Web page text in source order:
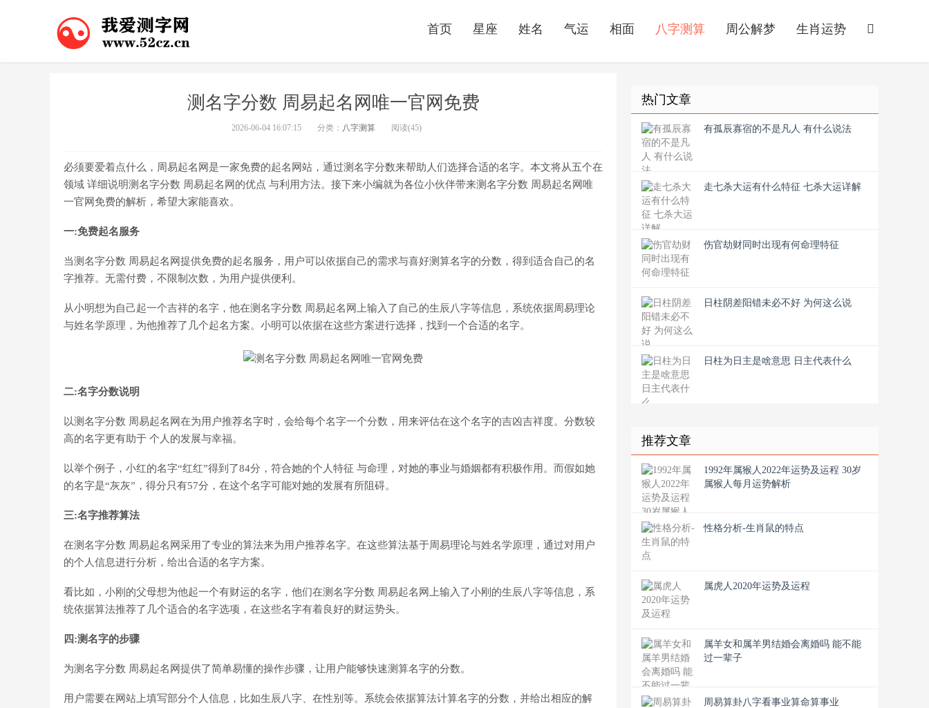
首页 星座 姓名 气运 相面 八字测算 周公解梦 生肖运势
测名字分数 周易起名网唯一官网免费
2026-06-04 16:07:15 分类： 八字测算 阅读(45)
必须要爱着点什么，周易起名网是一家免费的起名网站，通过测名字分数来帮助人们选择合适的名字。本文将从五个在
领域 详细说明测名字分数 周易起名网的优点 与利用方法。接下来小编就为各位小伙伴带来测名字分数 周易起名网唯
一官网免费的解析，希望大家能喜欢。
一:免费起名服务
当测名字分数 周易起名网提供免费的起名服务，用户可以依据自己的需求与喜好测算名字的分数，得到适合自己的名
字推荐。无需付费，不限制次数，为用户提供便利。
从小明想为自己起一个吉祥的名字，他在测名字分数 周易起名网上输入了自己的生辰八字等信息，系统依据周易理论
与姓名学原理，为他推荐了几个起名方案。小明可以依据在这些方案进行选择，找到一个合适的名字。
二:名字分数说明
以测名字分数 周易起名网在为用户推荐名字时，会给每个名字一个分数，用来评估在这个名字的吉凶吉祥度。分数较
高的名字更有助于 个人的发展与幸福。
以举个例子，小红的名字“红红”得到了84分，符合她的个人特征 与命理，对她的事业与婚姻都有积极作用。而假如她
的名字是“灰灰”，得分只有57分，在这个名字可能对她的发展有所阻碍。
三:名字推荐算法
在测名字分数 周易起名网采用了专业的算法来为用户推荐名字。在这些算法基于周易理论与姓名学原理，通过对用户
的个人信息进行分析，给出合适的名字方案。
看比如，小刚的父母想为他起一个有财运的名字，他们在测名字分数 周易起名网上输入了小刚的生辰八字等信息，系
统依据算法推荐了几个适合的名字选项，在这些名字有着良好的财运势头。
四:测名字的步骤
为测名字分数 周易起名网提供了简单易懂的操作步骤，让用户能够快速测算名字的分数。
用户需要在网站上填写部分个人信息，比如生辰八字、在性别等。系统会依据算法计算名字的分数，并给出相应的解
热门文章
有孤辰寡宿的不是凡人 有什么说法
走七杀大运有什么特征 七杀大运详解
伤官劫财同时出现有何命理特征
日柱阴差阳错未必不好 为何这么说
日柱为日主是啥意思 日主代表什么
推荐文章
1992年属猴人2022年运势及运程 30岁
属猴人每月运势解析
性格分析-生肖鼠的特点
属虎人2020年运势及运程
属羊女和属羊男结婚会离婚吗 能不能
过一辈子
周易算卦八字看事业算命算事业